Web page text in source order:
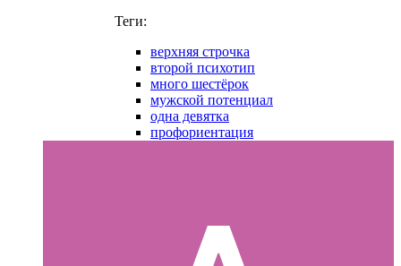
Теги:
верхняя строчка
второй психотип
много шестёрок
мужской потенциал
одна девятка
профориентация